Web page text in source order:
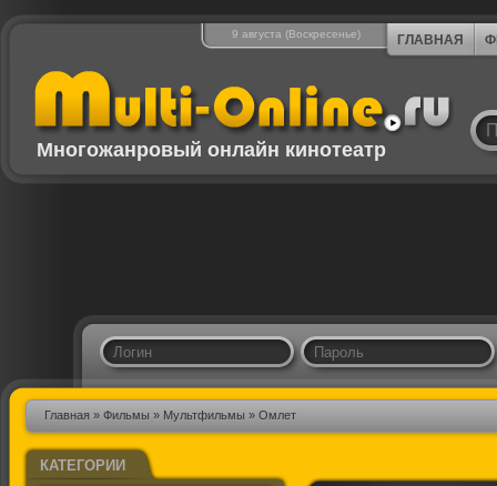
9 августа (Воскресенье) ГЛАВНАЯ
Многожанровый онлайн кинотеатр
Главная » Фильмы » Мультфильмы » Омлет
КАТЕГОРИИ